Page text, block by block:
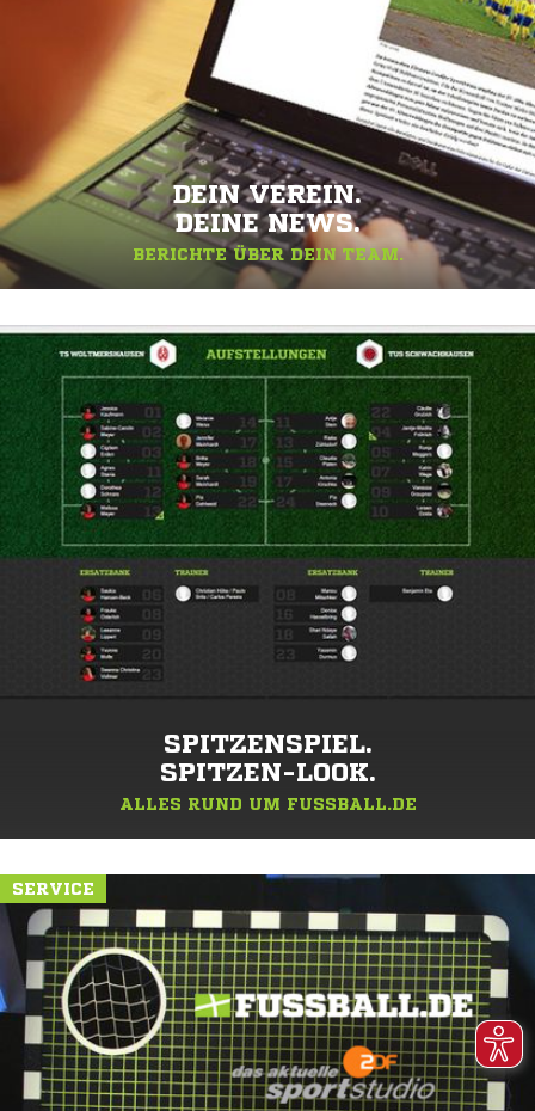
DEIN VEREIN.
DEINE NEWS.
BERICHTE ÜBER DEIN TEAM.
SPITZENSPIEL.
SPITZEN-LOOK.
ALLES RUND UM FUSSBALL.DE
SERVICE